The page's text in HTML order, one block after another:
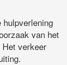
van het
Het verkeer